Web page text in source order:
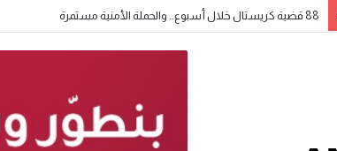
88 قضية كريستال خلال أسبوع.. والحملة الأمنية مستمرة